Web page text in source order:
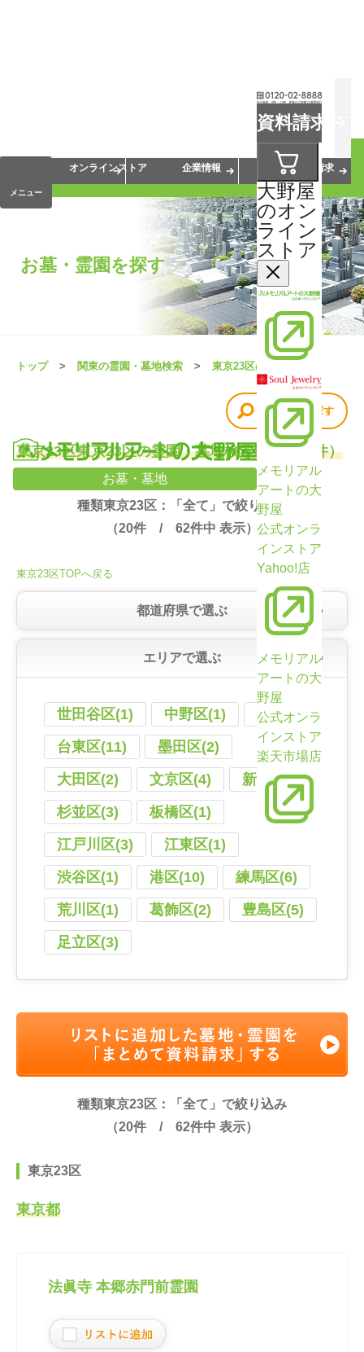
お墓・墓地
資料請求
大野屋
のオン
ライン
ストア
メモリアル
アートの大
野屋
公式オンラ
インストア
Yahoo!店
メモリアル
アートの大
野屋
公式オンラ
インストア
楽天市場店
メニュー
会員サービス
オンラインストア
企業情報 資料請求
お墓・霊園を探す
トップ 関東の霊園・墓地検索 東京23区の霊園・墓地
東京23区東京23区の霊園・墓地検索結果（62件）
他の条件で探す
種類東京23区：「全て」で絞り込み
（20件 / 62件中 表示）
東京23区TOPへ戻る
都道府県で選ぶ
エリアで選ぶ
世田谷区(1) 中野区(1)
北区(1)
台東区(11)
墨田区(2)
大田区(2)
文京区(4)
新宿区(4)
杉並区(3)
板橋区(1)
江戸川区(3)
江東区(1)
渋谷区(1)
港区(10)
練馬区(6)
荒川区(1)
葛飾区(2)
豊島区(5)
足立区(3)
種類東京23区：「全て」で絞り込み
（20件 / 62件中 表示）
東京23区
東京都
法眞寺 本郷赤門前霊園